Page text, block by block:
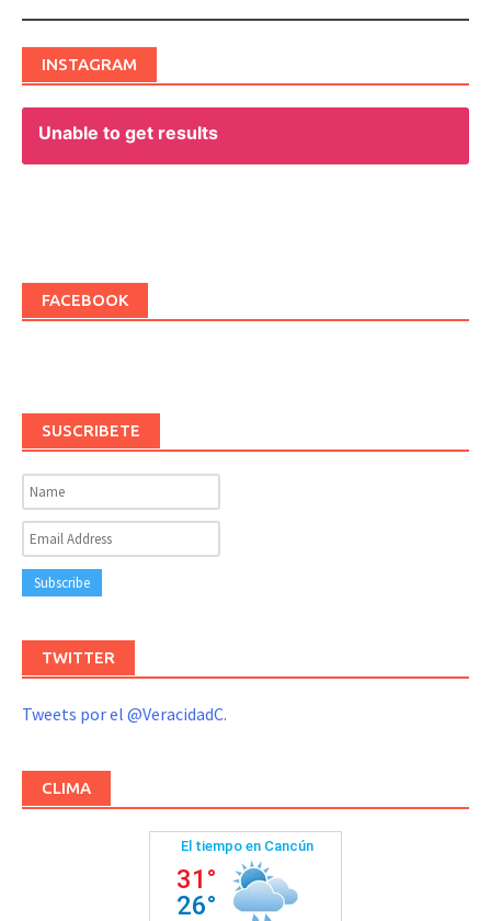
INSTAGRAM
Unable to get results
FACEBOOK
SUSCRIBETE
TWITTER
Tweets por el @VeracidadC.
CLIMA